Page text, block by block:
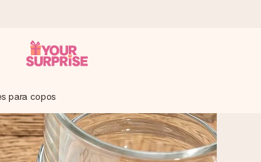
oferece-lo na hora certa, quando mais importa.
para copos